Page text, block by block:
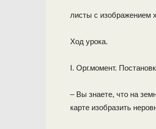
листы с изображением
Ход урока.
I. Орг.момент.
– Вы знаете, что на
карте изобразить